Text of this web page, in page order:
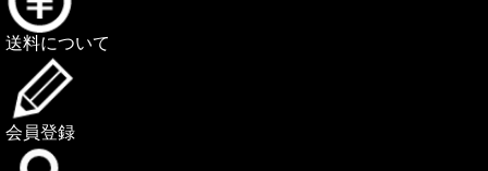
送料について
会員登録